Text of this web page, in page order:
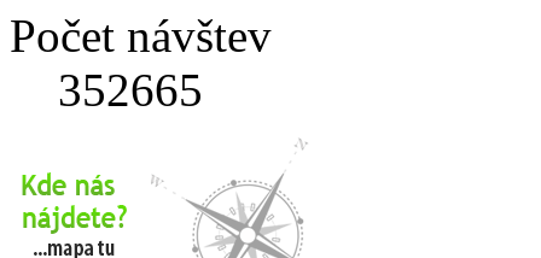
Počet návštev
352665